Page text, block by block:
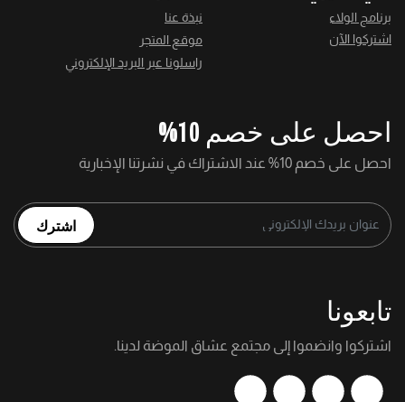
برنامج الولاء
اشتركوا الآن
نبذة عنا
موقع المتجر
راسلونا عبر البريد الإلكتروني
احصل على خصم 10%
احصل على خصم 10% عند الاشتراك في نشرتنا الإخبارية
اشترك
تابعونا
اشتركوا وانضموا إلى مجتمع عشاق الموضة لدينا.